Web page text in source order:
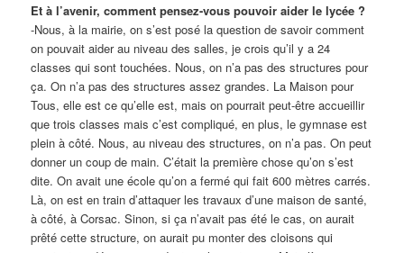
Et à l’avenir, comment pensez-vous pouvoir aider le lycée ?
-Nous, à la mairie, on s’est posé la question de savoir comment
on pouvait aider au niveau des salles, je crois qu’il y a 24
classes qui sont touchées. Nous, on n’a pas des structures pour
ça. On n’a pas des structures assez grandes. La Maison pour
Tous, elle est ce qu’elle est, mais on pourrait peut-être accueillir
que trois classes mais c’est compliqué, en plus, le gymnase est
plein à côté. Nous, au niveau des structures, on n’a pas.On peut
donner un coup de main. C’était la première chose qu’on s’est
dite. On avait une école qu’on a fermé qui fait 600 mètres carrés.
Là, on est en train d’attaquer les travaux d’une maison de santé,
à côté, à Corsac. Sinon, si ça n’avait pas été le cas, on aurait
prêté cette structure, on aurait pu monter des cloisons qui